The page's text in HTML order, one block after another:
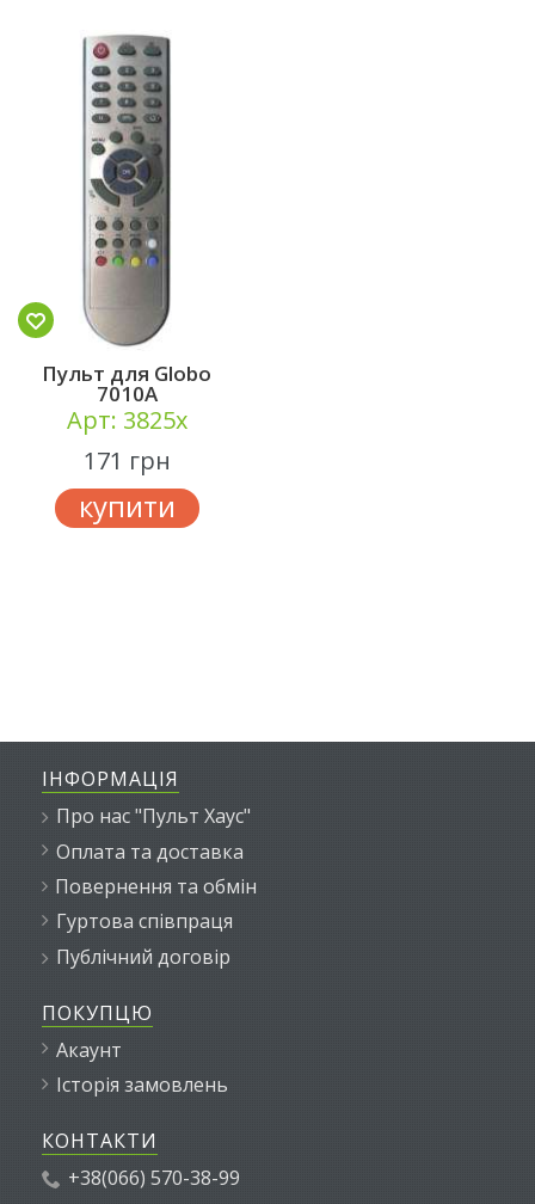
Пульт для Globo
7010А
Арт: 3825x
171 грн
купити
ІНФОРМАЦІЯ
Про нас "Пульт Хаус"
Оплата та доставка
Повернення та обмін
Гуртова співпраця
Публічний договір
ПОКУПЦЮ
Акаунт
Історія замовлень
КОНТАКТИ
+38(066) 570-38-99